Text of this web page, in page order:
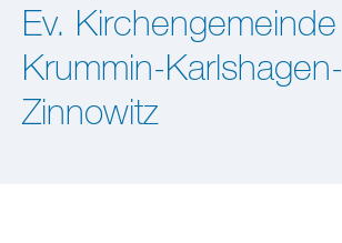
Ev. Kirchengemeinde
Krummin-Karlshagen-
Zinnowitz